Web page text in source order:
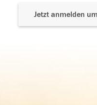
Jetzt anmelden